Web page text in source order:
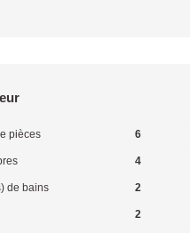
pièces 6
4
de bains 2
2